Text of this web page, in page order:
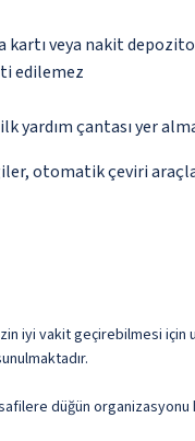
kartı veya nakit
edilemez
yardım çantası yer
otomatik çeviri
iyi vakit geçirebilmesi için
düğün